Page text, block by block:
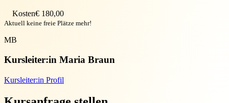
Kosten€ 180,00
Aktuell keine freie Plätze mehr!
MB
Kursleiter:in Maria Braun
Kursleiter:in Profil